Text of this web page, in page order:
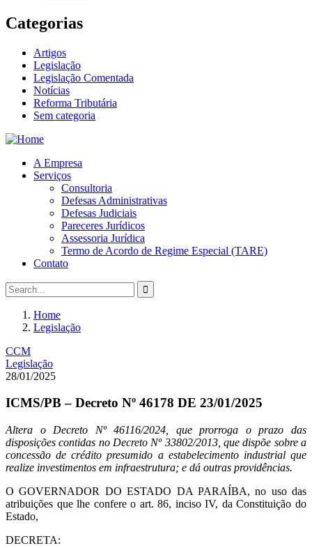
Categorias
Artigos
Legislação
Legislação Comentada
Notícias
Reforma Tributária
Sem categoria
A Empresa
Serviços
Consultoria
Defesas Administrativas
Defesas Judiciais
Pareceres Jurídicos
Assessoria Jurídica
Termo de Acordo de Regime Especial (TARE)
Contato
Home
Legislação
CCM
Legislação
28/01/2025
ICMS/PB – Decreto Nº 46178 DE 23/01/2025
Altera o Decreto Nº 46116/2024, que prorroga o prazo das
disposições contidas no Decreto Nº 33802/2013, que dispõe sobre a
concessão de crédito presumido a estabelecimento industrial que
realize investimentos em infraestrutura; e dá outras providências.
O GOVERNADOR DO ESTADO DA PARAÍBA, no uso das
atribuições que lhe confere o art. 86, inciso IV, da Constituição do
Estado,
DECRETA: